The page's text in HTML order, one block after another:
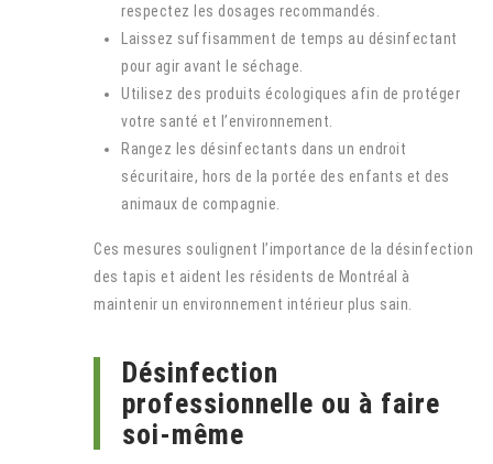
respectez les dosages recommandés.
Laissez suffisamment de temps au désinfectant
pour agir avant le séchage.
Utilisez des produits écologiques afin de protéger
votre santé et l’environnement.
Rangez les désinfectants dans un endroit
sécuritaire, hors de la portée des enfants et des
animaux de compagnie.
Ces mesures soulignent l’importance de la désinfection
des tapis et aident les résidents de Montréal à
maintenir un environnement intérieur plus sain.
Désinfection
professionnelle ou à faire
soi-même